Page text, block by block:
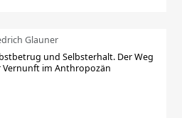
Glauner
und Selbsterhalt. Der Weg
Vernunft im Anthropozän